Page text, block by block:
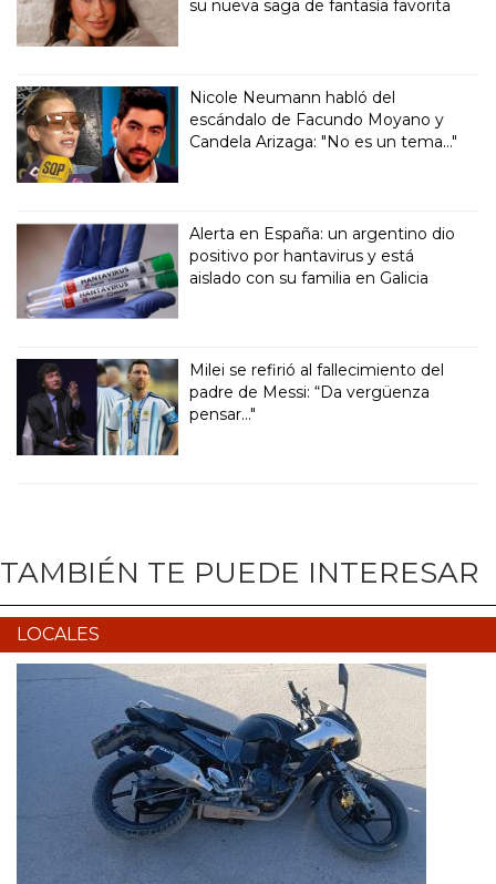
su nueva saga de fantasía favorita
Nicole Neumann habló del
escándalo de Facundo Moyano y
Candela Arizaga: "No es un tema..."
Alerta en España: un argentino dio
positivo por hantavirus y está
aislado con su familia en Galicia
Milei se refirió al fallecimiento del
padre de Messi: “Da vergüenza
pensar..."
TAMBIÉN TE PUEDE INTERESAR
LOCALES